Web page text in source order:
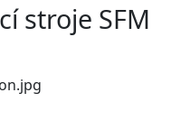
stroje SFM